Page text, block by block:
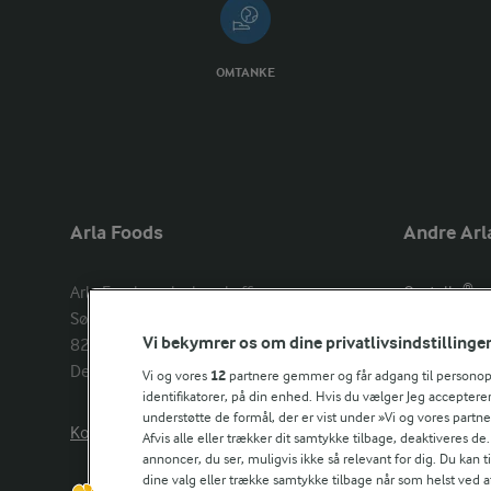
OMTANKE
Arla Foods
Arla Foods amba head office
Sønderhøj 14,
8260 Viby J
Denmark
Kontakt os her
Andre
Castello®
Arla Unika
Arla shop
Arla in
Vi bekymrer os om dine privatlivsindstillinger
Vi og vores 12 partnere gemmer og får adgang til
identifikatorer, på din enhed. Hvis du vælger Jeg
understøtte de formål, der er vist under »Vi og vores
Afvis alle eller trækker dit samtykke tilbage, deaktiveres
annoncer, du ser, muligvis ikke så relevant for dig. Du
dine valg eller trække samtykke tilbage når som helst ved